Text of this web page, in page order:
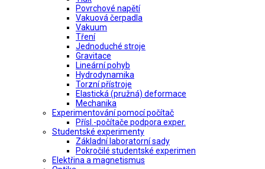
Povrchové napětí
Vakuová čerpadla
Vakuum
Tření
Jednoduché stroje
Gravitace
Lineární pohyb
Hydrodynamika
Torzní přístroje
Elastická (pružná) deformace
Mechanika
Experimentování pomocí počítač
Přísl.-počítače podpora exper.
Studentské experimenty
Základní laboratorní sady
Pokročilé studentské experimen
Elektřina a magnetismus